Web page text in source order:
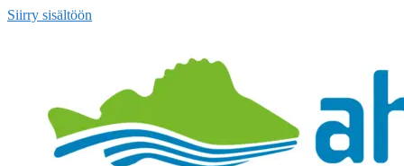
Siirry sisältöön